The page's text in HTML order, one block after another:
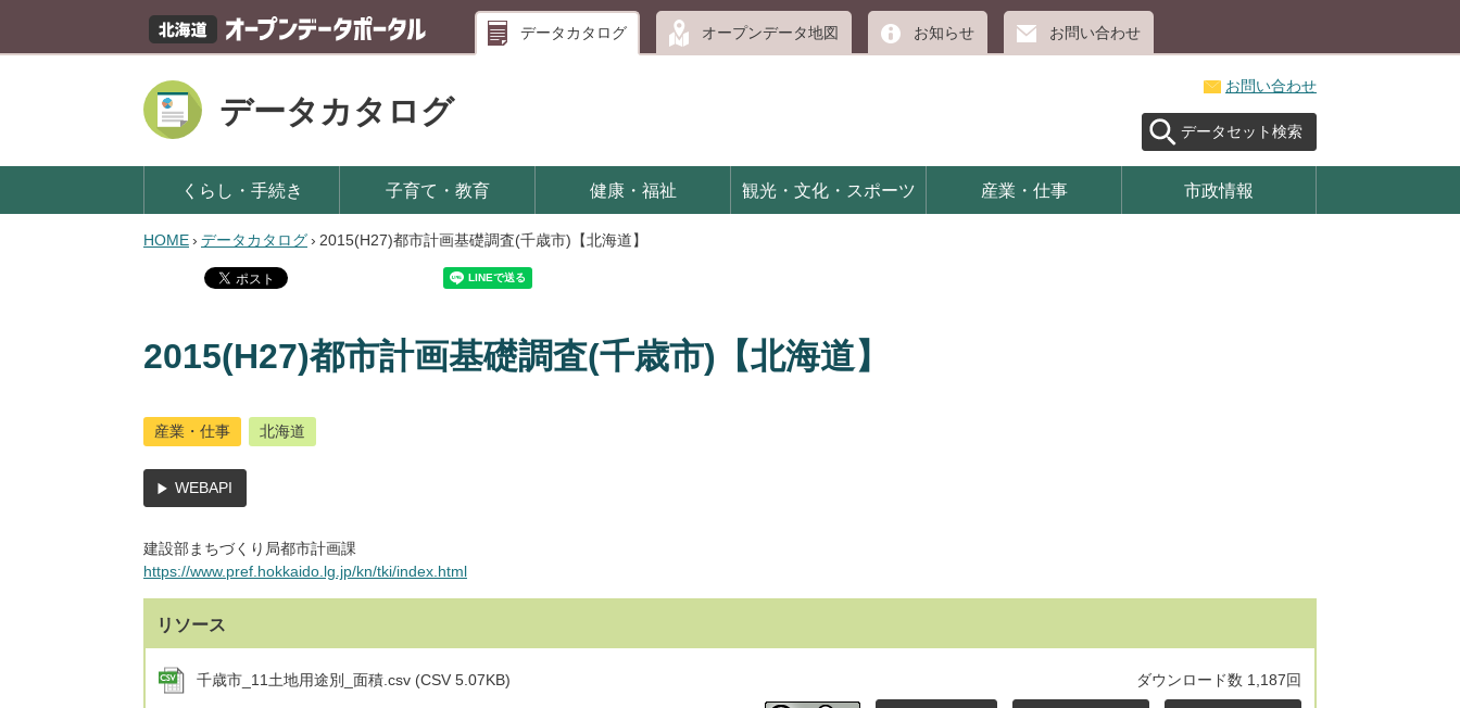
データカタログ オープンデータ地図 お知らせ お問い合わせ
データカタログ
お問い合わせ
データセット検索
くらし・手続き 子育て・教育 健康・福祉 観光・文化・スポーツ 産業・仕事 市政情報
HOME› データカタログ› 2015(H27)都市計画基礎調査(千歳市)【北海道】
2015(H27)都市計画基礎調査(千歳市)【北海道】
産業・仕事 北海道
WEBAPI
建設部まちづくり局都市計画課
https://www.pref.hokkaido.lg.jp/kn/tki/index.html
リソース
千歳市_11土地用途別_面積.csv (CSV 5.07KB) ダウンロード数 1,187回